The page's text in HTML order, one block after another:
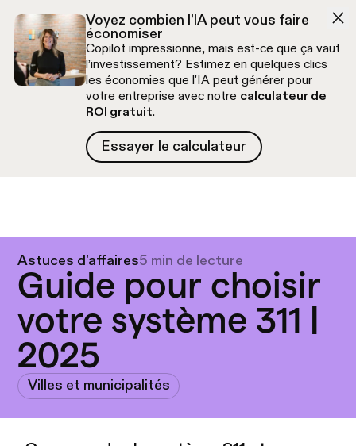
Voyez combien l’IA peut vous faire
économiser
Copilot impressionne, mais est-ce que ça vaut
l’investissement? Estimez en quelques clics
les économies que l'IA peut générer pour
votre entreprise avec notre calculateur de
ROI gratuit.
Essayer le calculateur
Essayer le calculateur
Astuces d'affaires5 min de lecture
Guide pour choisir
votre système 311 |
2025
Villes et municipalités